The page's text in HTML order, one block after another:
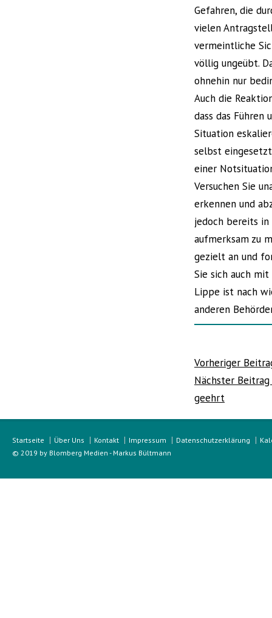
Gefahren, die
vielen
vermeintliche
völlig ungeübt.
ohnehin nur
Auch die
dass das Führen
Situation
selbst
einer
Versuchen Sie
erkennen und
jedoch bereits
aufmerksam zu
gezielt an und
Sie sich auch
Lippe ist nach
anderen
Vorheriger
Nächster Beitrag
geehrt
Startseite Über Uns Kontakt Impressum Datenschutzerklärung
© 2019 by Blomberg Medien - Markus Bültmann